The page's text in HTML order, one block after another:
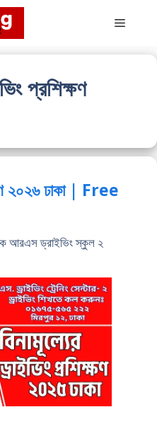
Menu
প্রশিক্ষণ
২০২৬ ঢাকা | Free
আরএস ড্রাইভিং স্কুল ২